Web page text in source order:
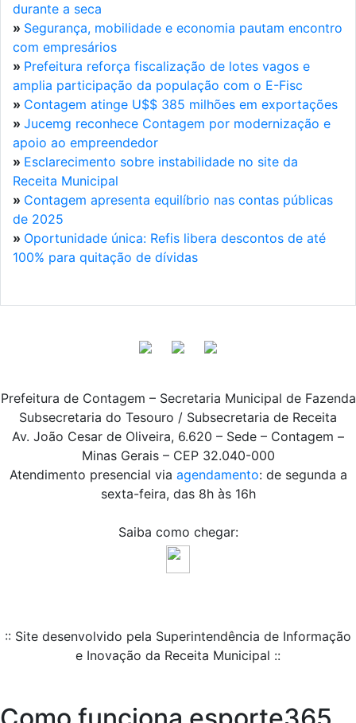
durante a seca
» Segurança, mobilidade e economia pautam encontro
com empresários
» Prefeitura reforça fiscalização de lotes vagos e
amplia participação da população com o E-Fisc
» Contagem atinge U$$ 385 milhões em exportações
» Jucemg reconhece Contagem por modernização e
apoio ao empreendedor
» Esclarecimento sobre instabilidade no site da
Receita Municipal
» Contagem apresenta equilíbrio nas contas públicas
de 2025
» Oportunidade única: Refis libera descontos de até
100% para quitação de dívidas
Prefeitura de Contagem – Secretaria Municipal de Fazenda
Subsecretaria do Tesouro / Subsecretaria de Receita
Av. João Cesar de Oliveira, 6.620 – Sede – Contagem –
Minas Gerais – CEP 32.040-000
Atendimento presencial via agendamento: de segunda a
sexta-feira, das 8h às 16h
Saiba como chegar:
:: Site desenvolvido pela Superintendência de Informação
e Inovação da Receita Municipal ::